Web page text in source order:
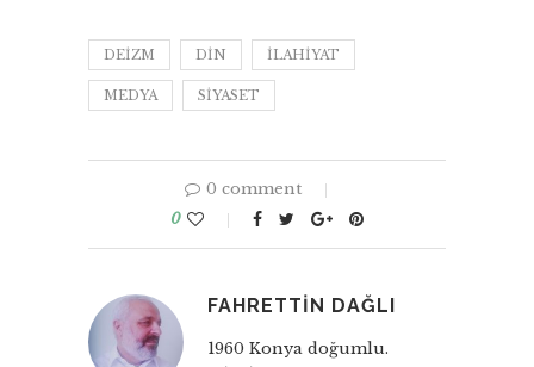
DEIZM DIN ILAHIYAT
MEDYA SIYASET
0 comment
0
FAHRETTIN DAĞLI
1960 Konya doğumlu.